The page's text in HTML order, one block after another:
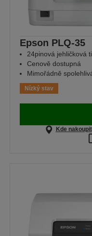
Epson PLQ-35
24pinová jehličková
Cenově dostupná
Mimořádně
Nízký stav
Kde nakoupit